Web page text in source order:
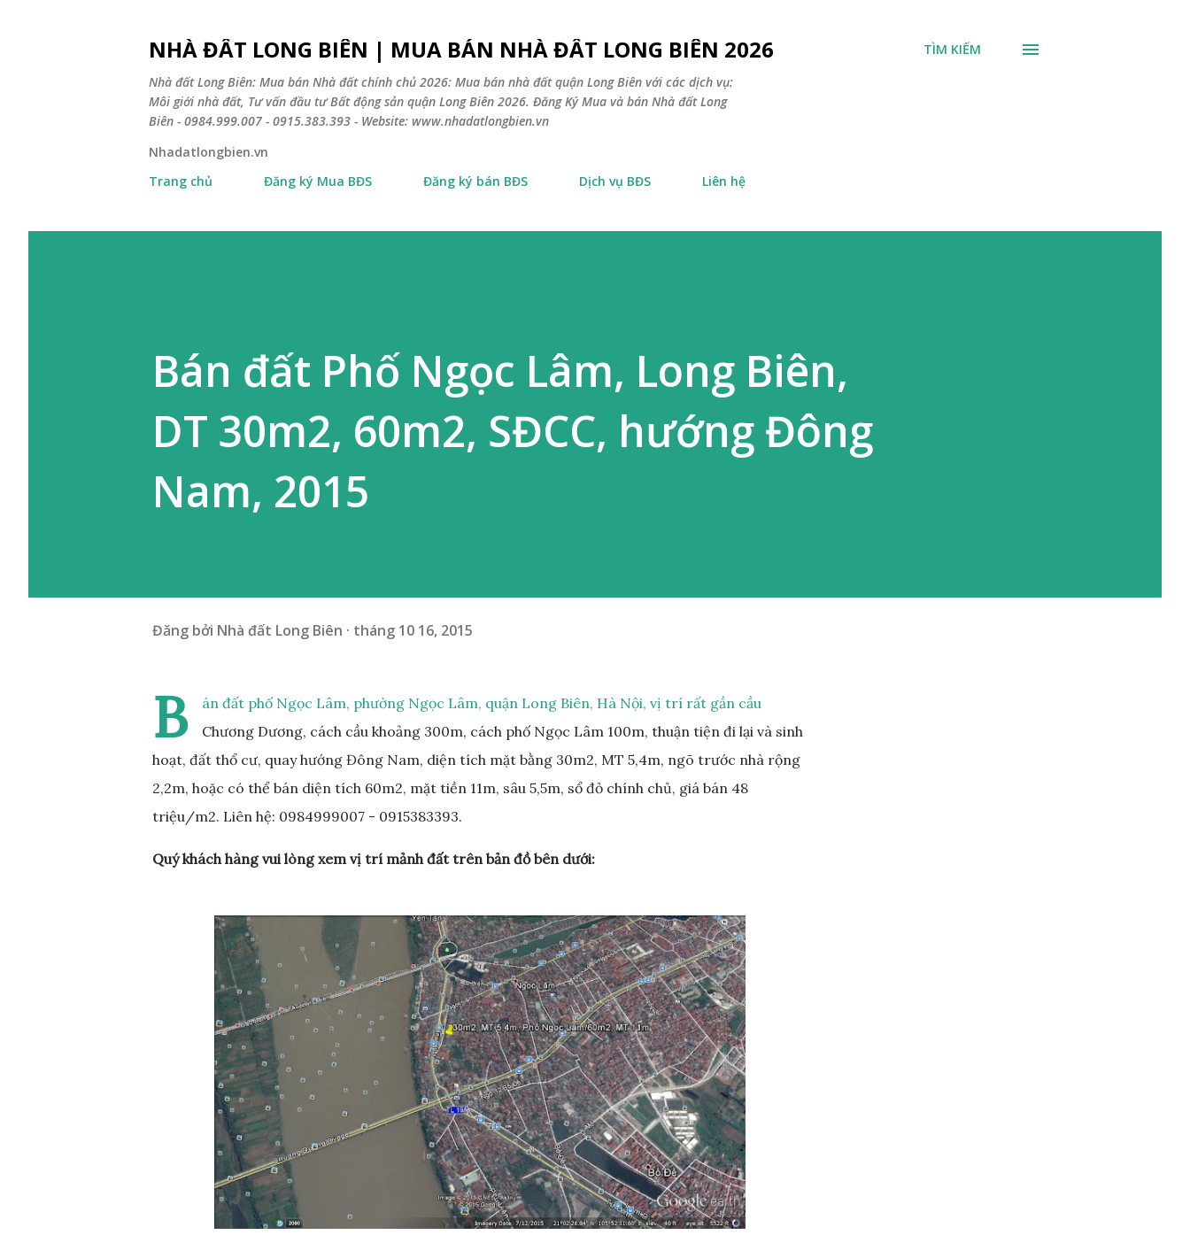
NHÀ ĐẤT LONG BIÊN | MUA BÁN NHÀ ĐẤT LONG BIÊN 2026
Nhà đất Long Biên: Mua bán Nhà đất chính chủ 2026: Mua bán nhà đất quận Long Biên với các dịch vụ:
Môi giới nhà đất, Tư vấn đầu tư Bất động sản quận Long Biên 2026. Đăng Ký Mua và bán Nhà đất Long
Biên - 0984.999.007 - 0915.383.393 - Website: www.nhadatlongbien.vn
TÌM KIẾM
Nhadatlongbien.vn
Trang chủ
Đăng ký Mua BĐS Đăng ký bán BĐS Dịch vụ BĐS Liên hệ
Bán đất Phố Ngọc Lâm, Long Biên,
DT 30m2, 60m2, SĐCC, hướng Đông
Nam, 2015
Đăng bởi Nhà đất Long Biên tháng 10 16, 2015
B
án đất phố Ngọc Lâm, phường Ngọc Lâm, quận Long Biên, Hà Nội, vị trí rất gần cầu
Chương Dương, cách cầu khoảng 300m, cách phố Ngọc Lâm 100m, thuận tiện đi lại và sinh
hoạt, đất thổ cư, quay hướng Đông Nam, diện tích mặt bằng 30m2, MT 5,4m, ngõ trước nhà rộng
2,2m, hoặc có thể bán diện tích 60m2, mặt tiền 11m, sâu 5,5m, sổ đỏ chính chủ, giá bán 48
triệu/m2. Liên hệ: 0984999007 - 0915383393.
Quý khách hàng vui lòng xem vị trí mảnh đất trên bản đồ bên dưới: